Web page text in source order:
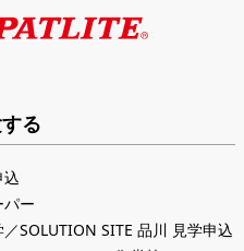
る
込
ー
SOLUTION SITE 品川 見学申込